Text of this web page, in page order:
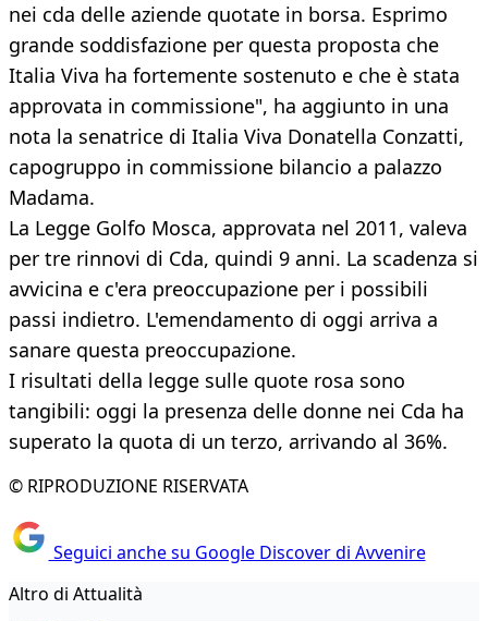
nei cda delle aziende quotate in borsa. Esprimo
grande soddisfazione per questa proposta che
Italia Viva ha fortemente sostenuto e che è stata
approvata in commissione", ha aggiunto in una
nota la senatrice di Italia Viva Donatella Conzatti,
capogruppo in commissione bilancio a palazzo
Madama.
La Legge Golfo Mosca, approvata nel 2011, valeva
per tre rinnovi di Cda, quindi 9 anni. La scadenza si
avvicina e c'era preoccupazione per i possibili
passi indietro. L'emendamento di oggi arriva a
sanare questa preoccupazione.
I risultati della legge sulle quote rosa sono
tangibili: oggi la presenza delle donne nei Cda ha
superato la quota di un terzo, arrivando al 36%.
© RIPRODUZIONE RISERVATA
Seguici anche su Google Discover di Avvenire
Altro di Attualità